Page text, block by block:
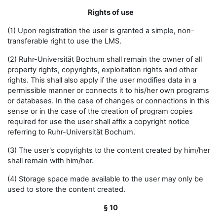
Rights of use
(1) Upon registration the user is granted a simple, non-
transferable right to use the LMS.
(2) Ruhr-Universität Bochum shall remain the owner of all
property rights, copyrights, exploitation rights and other
rights. This shall also apply if the user modifies data in a
permissible manner or connects it to his/her own programs
or databases. In the case of changes or connections in this
sense or in the case of the creation of program copies
required for use the user shall affix a copyright notice
referring to Ruhr-Universität Bochum.
(3) The user's copyrights to the content created by him/her
shall remain with him/her.
(4) Storage space made available to the user may only be
used to store the content created.
§ 10